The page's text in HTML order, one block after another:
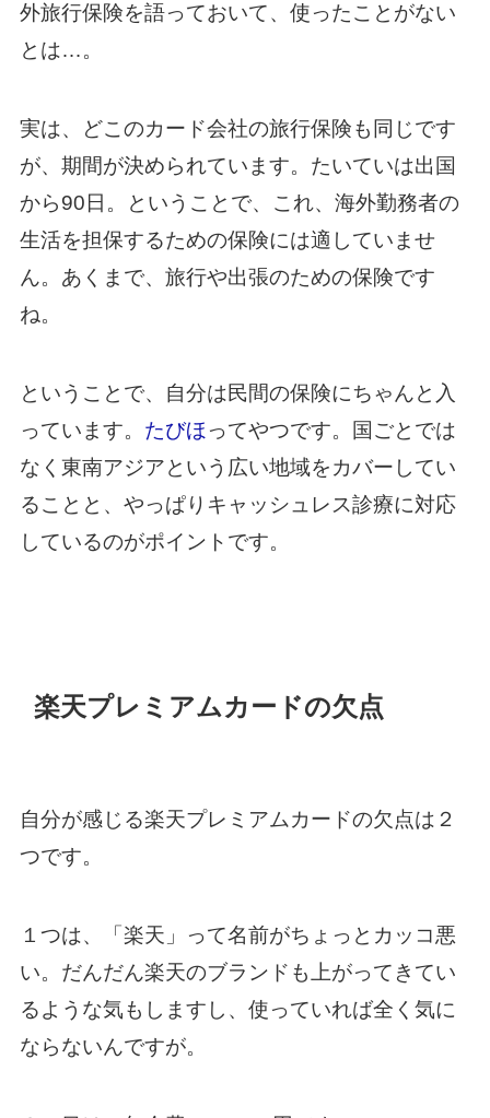
外旅行保険を語っておいて、使ったことがない
とは…。
実は、どこのカード会社の旅行保険も同じです
が、期間が決められています。たいていは出国
から90日。ということで、これ、海外勤務者の
生活を担保するための保険には適していませ
ん。あくまで、旅行や出張のための保険です
ね。
ということで、自分は民間の保険にちゃんと入
っています。 たびほ ってやつです。国ごとでは
なく東南アジアという広い地域をカバーしてい
ることと、やっぱりキャッシュレス診療に対応
しているのがポイントです。
楽天プレミアムカードの欠点
自分が感じる楽天プレミアムカードの欠点は２
つです。
１つは、「楽天」って名前がちょっとカッコ悪
い。だんだん楽天のブランドも上がってきてい
るような気もしますし、使っていれば全く気に
ならないんですが。